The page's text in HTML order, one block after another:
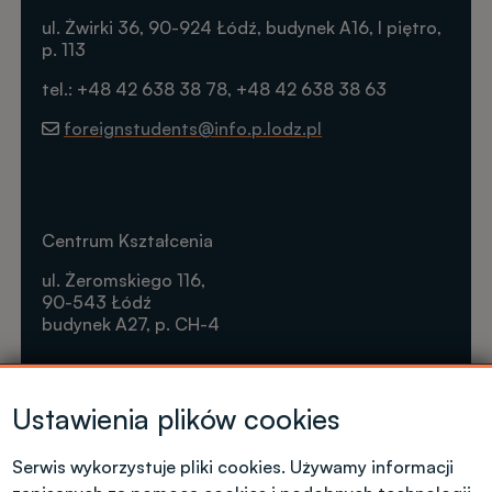
ul. Żwirki 36, 90-924 Łódź, budynek A16, I piętro,
p. 113
tel.: +48 42 638 38 78, +48 42 638 38 63
foreignstudents@info.p.lodz.pl
Centrum Kształcenia
ul. Żeromskiego 116,
90-543 Łódź
budynek A27, p. CH-4
Tel. +48 42 631 23 14
microcredentials@info.p.lodz.pl
Ustawienia plików cookies
Serwis wykorzystuje pliki cookies. Używamy informacji